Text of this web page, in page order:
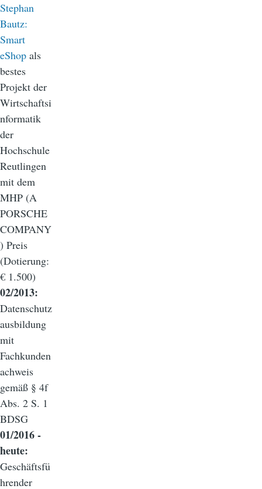
Stephan
Bautz:
Smart
eShop als
bestes
Projekt der
Wirtschaftsi
nformatik
der
Hochschule
Reutlingen
mit dem
MHP (A
PORSCHE
COMPANY
) Preis
(Dotierung:
€ 1.500)
02/2013:
Datenschutz
ausbildung
mit
Fachkunden
achweis
gemäß § 4f
Abs. 2 S. 1
BDSG
01/2016 -
heute:
Geschäftsfü
hrender